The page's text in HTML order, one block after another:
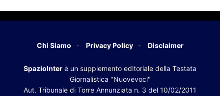
Chi Siamo Privacy Policy Disclaimer
SpazioInter è un supplemento editoriale della Testata
Giornalistica "Nuovevoci"
Aut. Tribunale di Torre Annunziata n. 3 del 10/02/2011